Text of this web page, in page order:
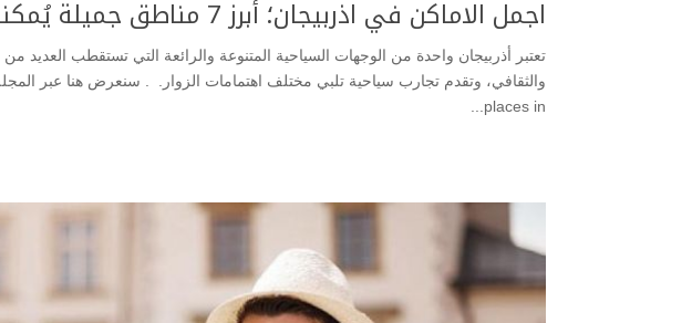
اجمل الاماكن في اذربيجان؛ أبرز 7 مناطق جميلة يُمكنك زيارتها
تعتبر أذربيجان واحدة من الوجهات السياحية المتنوعة والرائعة التي تستقطب العديد من
places in...